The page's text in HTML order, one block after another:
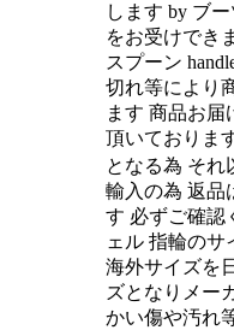
します by ブ
をお受けでき
スプーン
切れ等により
ます 商品お
頂いておりま
となる為 それ
輸入の為 返品
す 必ずご確認
ェル 指輪の
海外サイズを
ズとなりメー
かい傷や汚れ